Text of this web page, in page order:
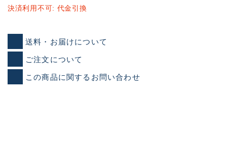
決済利用不可: 代金引換
送料・お届けについて
ご注文について
この商品に関するお問い合わせ